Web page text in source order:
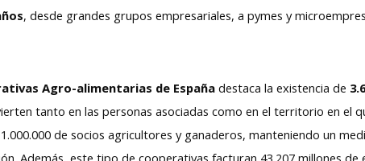
, desde grandes grupos empresariales, a pymes y
Agro-alimentarias de España destaca la existencia de
tanto en las personas asociadas como en el territorio en el
de socios agricultores y ganaderos, manteniendo un
Además, este tipo de cooperativas facturan 43.207 millones de